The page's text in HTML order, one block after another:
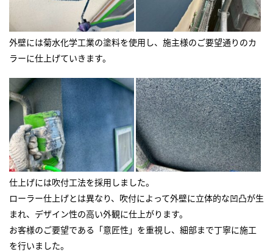
外壁には菊水化学工業の塗料を使用し、施主様のご要望通りのカ
ラーに仕上げていきます。
仕上げには吹付工法を採用しました。
ローラー仕上げとは異なり、吹付によって外壁に立体的な凹凸が生
まれ、デザイン性の高い外観に仕上がります。
お客様のご要望である「意匠性」を重視し、細部まで丁寧に施工
を行いました。